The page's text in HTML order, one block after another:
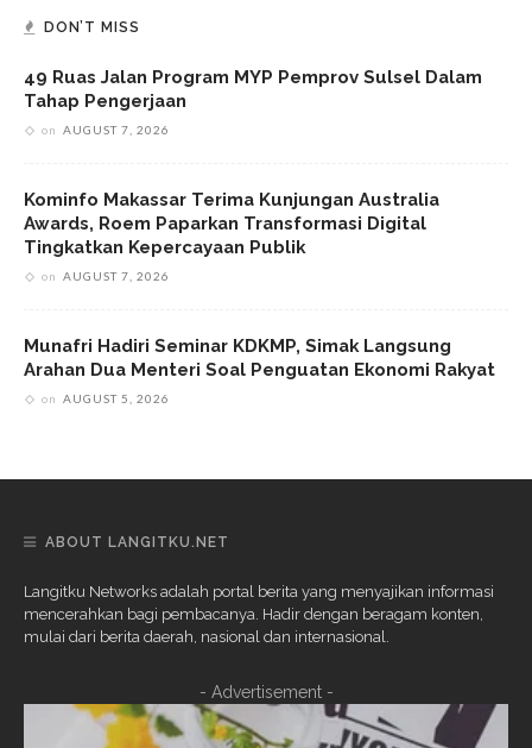
DON’T MISS
49 Ruas Jalan Program MYP Pemprov Sulsel Dalam
Tahap Pengerjaan
on AUGUST 7, 2026
Kominfo Makassar Terima Kunjungan Australia
Awards, Roem Paparkan Transformasi Digital
Tingkatkan Kepercayaan Publik
on AUGUST 7, 2026
Munafri Hadiri Seminar KDKMP, Simak Langsung
Arahan Dua Menteri Soal Penguatan Ekonomi Rakyat
on AUGUST 5, 2026
ABOUT LANGITKU.NET
Langitku Networks adalah portal berita yang menyajikan informasi
mencerahkan bagi pembacanya. Hadir dengan beragam konten,
mulai dari berita daerah, nasional dan internasional.
- Advertisement -